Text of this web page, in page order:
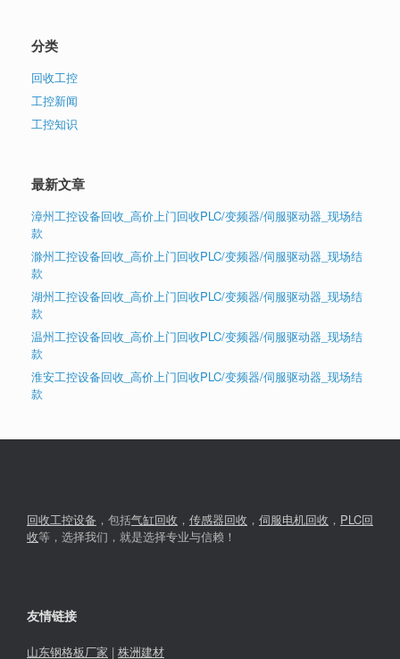
分类
回收工控
工控新闻
工控知识
最新文章
漳州工控设备回收_高价上门回收PLC/变频器/伺服驱动器_现场结
款
滁州工控设备回收_高价上门回收PLC/变频器/伺服驱动器_现场结
款
湖州工控设备回收_高价上门回收PLC/变频器/伺服驱动器_现场结
款
温州工控设备回收_高价上门回收PLC/变频器/伺服驱动器_现场结
款
淮安工控设备回收_高价上门回收PLC/变频器/伺服驱动器_现场结
款
回收工控设备 ，包括气缸回收 ， 传感器回收 ， 伺服电机回收 ， PLC回
收等，选择我们，就是选择专业与信赖！
友情链接
山东钢格板厂家 | 株洲建材